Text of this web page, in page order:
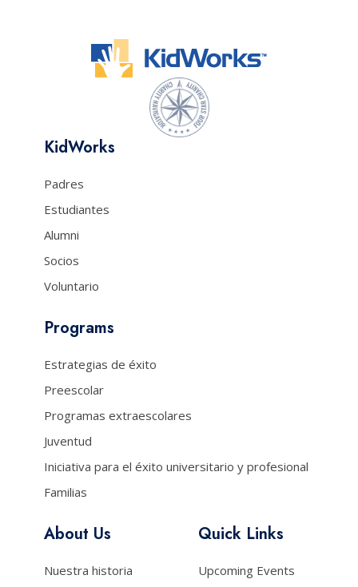
KidWorks
Padres
Estudiantes
Alumni
Socios
Voluntario
Programs
Estrategias de éxito
Preescolar
Programas extraescolares
Juventud
Iniciativa para el éxito universitario y profesional
Familias
About Us
Nuestra historia
Quick Links
Upcoming Events